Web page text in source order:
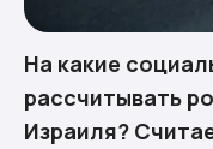
На какие
рассчитывать
Израиля?